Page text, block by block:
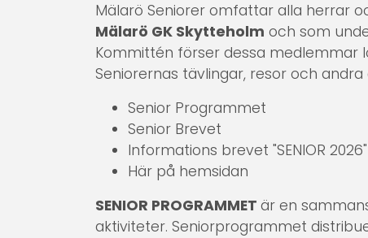
Mälarö Seniorer omfattar alla herrar
Mälarö GK Skytteholm och som
Kommittén förser dessa medlemmar
Seniorernas tävlingar, resor och
Senior Programmet
Senior Brevet
Informations brevet "SENIOR 2026"
Här på hemsidan
SENIOR PROGRAMMET är en
aktiviteter. Seniorprogrammet